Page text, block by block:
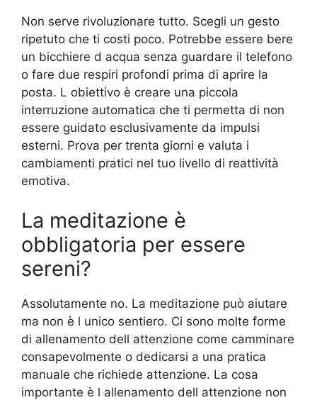
Non serve rivoluzionare tutto. Scegli un gesto
ripetuto che ti costi poco. Potrebbe essere bere
un bicchiere d acqua senza guardare il telefono
o fare due respiri profondi prima di aprire la
posta. L obiettivo è creare una piccola
interruzione automatica che ti permetta di non
essere guidato esclusivamente da impulsi
esterni. Prova per trenta giorni e valuta i
cambiamenti pratici nel tuo livello di reattività
emotiva.
La meditazione è
obbligatoria per essere
sereni?
Assolutamente no. La meditazione può aiutare
ma non è l unico sentiero. Ci sono molte forme
di allenamento dell attenzione come camminare
consapevolmente o dedicarsi a una pratica
manuale che richiede attenzione. La cosa
importante è l allenamento dell attenzione non